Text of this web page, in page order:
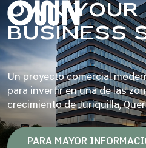
OWN YOUR
BUSINESS
Un proyecto comercial
para invertir en una de las
crecimiento de Juriquilla,
PARA MAYOR